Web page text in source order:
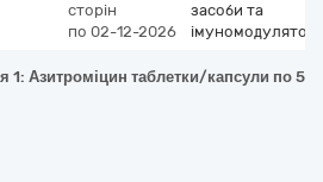
сторін
по 02-12-2026
засоби та
1: Азитроміцин таблетки/капсули по